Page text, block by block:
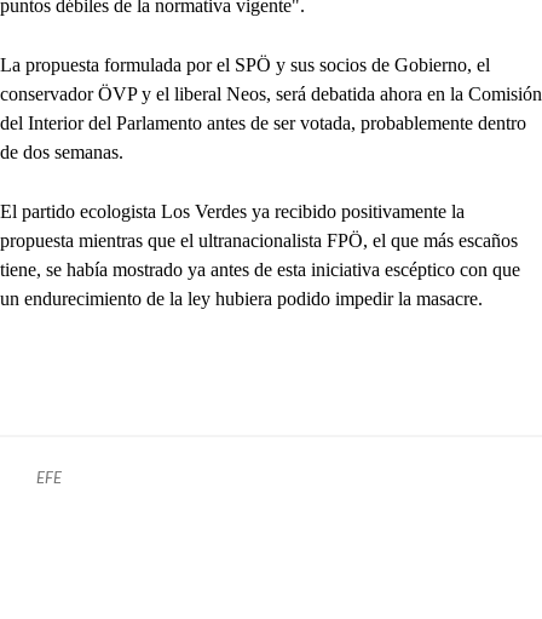
puntos débiles de la normativa vigente".
La propuesta formulada por el SPÖ y sus socios de Gobierno, el
conservador ÖVP y el liberal Neos, será debatida ahora en la Comisión
del Interior del Parlamento antes de ser votada, probablemente dentro
de dos semanas.
El partido ecologista Los Verdes ya recibido positivamente la
propuesta mientras que el ultranacionalista FPÖ, el que más escaños
tiene, se había mostrado ya antes de esta iniciativa escéptico con que
un endurecimiento de la ley hubiera podido impedir la masacre.
EFE